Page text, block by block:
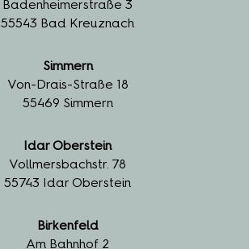
Badenheimerstraße 3
55543 Bad Kreuznach
Simmern
Von-Drais-Straße 18
55469 Simmern
Idar Oberstein
Vollmersbachstr. 78
55743 Idar Oberstein
Birkenfeld
Am Bahnhof 2